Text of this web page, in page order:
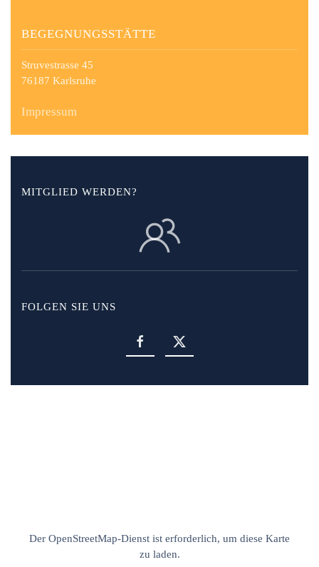
BEGEGNUNGSSTÄTTE
Struvestrasse 45
76187 Karlsruhe
Impressum
MITGLIED WERDEN?
FOLGEN SIE UNS
Der OpenStreetMap-Dienst ist erforderlich, um diese Karte
zu laden.